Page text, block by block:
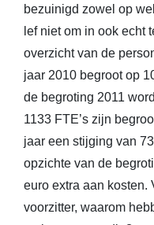
bezuinigd zowel op
lef niet om in ook echt
overzicht van de
jaar 2010 begroot op
de begroting 2011
1133 FTE’s zijn
jaar een stijging van
opzichte van de
euro extra aan kosten.
voorzitter, waarom